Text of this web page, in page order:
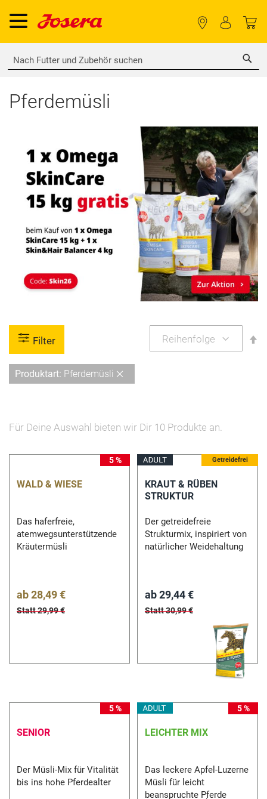
Pferdemüsli
Produktart Pferdemüsli
Artikel
Für Deine Auswahl bieten wir Dir 10 Produkte an.
5 %
WALD & WIESE
Das haferfreie,
atemwegsunterstützende
Kräutermüsli
ab28,49 €
Statt 29,99 €
Getreidefrei
5 %
KRAUT & RÜBEN
STRUKTUR
Der getreidefreie
Strukturmix, inspiriert von
natürlicher Weidehaltung
ab29,44 €
Statt 30,99 €
5 %
SENIOR
Der Müsli-Mix für Vitalität
bis ins hohe Pferdealter
5 %
LEICHTER MIX
Das leckere Apfel-Luzerne
Müsli für leicht
beanspruchte Pferde
Filter